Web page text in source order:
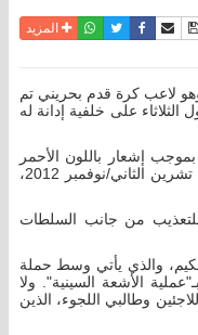
للطباعة
حفظ الموضوع
أرسل الى صديق
فيسبوكتويترواتسابالمزيد
لاعب كرة قدم بحريني تم
على خلفية إدانة له
إشعار باللون الأحمر
للشرطة الدولية "انتربول" أصدرته السلطات البحرينية بعد إدانته بتخريب مركز للشرطة في تشرين الثاني/نوفمبر 2012،
إن اللاعب (25 عاما) تعرض للتعذيب من جانب السلطات
حكيم، والذي يأتي وسط حملة
الأشعة السينية". ولا
على اتفاقية الأمم المتحدة الخاصة باللاجئين لعام 1951، بوضع اللاجئين وطالبي اللجوء، الذين